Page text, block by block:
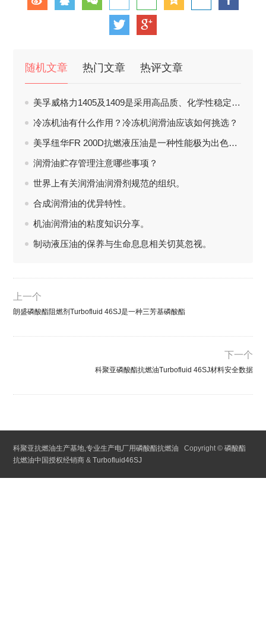
随机文章 热门文章 热评文章
美孚威格力1405及1409是采用高品质、化学性稳定及高粘度指数之基础油
冷冻机油有什么作用？冷冻机润滑油应该如何挑选？
美孚纽华FR 200D抗燃液压油是一种性能极为出色的水-二醇型抗燃液压油。
润滑油贮存管理注意哪些事项？
世界上有关润滑油润滑剂规范的组织。
合成润滑油的优异特性。
机油润滑油的粘度知识分享。
制动液压油的保养与生命息息相关切莫忽视。
上一个
朗盛磷酸酯阻燃剂Turbofluid 46SJ是一种三芳基磷酸酯
下一个
科聚亚磷酸酯抗燃油Turbofluid 46SJ材料安全数据
科聚亚抗燃油生产基地,专业生产电厂用磷酸酯抗燃油 Copyright ©磷酸酯
抗燃油中国授权经销商 &Turbofluid46SJ